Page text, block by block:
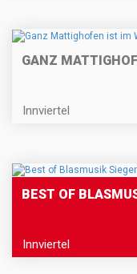
GANZ
Innviertel
BEST OF
Innviertel